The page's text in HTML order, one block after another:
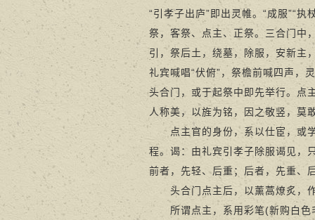
“引孝子出庐”即出灵帷。“成服”“
祭，客祭、点主、正祭。三合门中
引，祭后土，绕墓，除服，安新主
礼宾喊唱“伏俯”，祭檐前喊四声，
头合门，或于起祭中即先举行。点
人称美，以旌为铭，因之敬竖，
点主官的身份，系以仕宦，或学
程。谒：由礼宾引孝子除服谒见，
前者，先轻、后重；后者，先重、
头合门点主后，以薰蒿燎炙，作
所谓点主，系用彩笔(新购白色毛